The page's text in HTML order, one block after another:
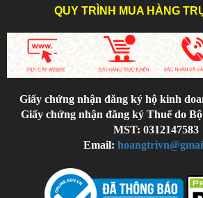
QUY TRÌNH MUA HÀNG
Giấy chứng nhận đăng ký hộ kinh
Giấy chứng nhận đăng ký Thuế do
MST: 0312147583
Email: